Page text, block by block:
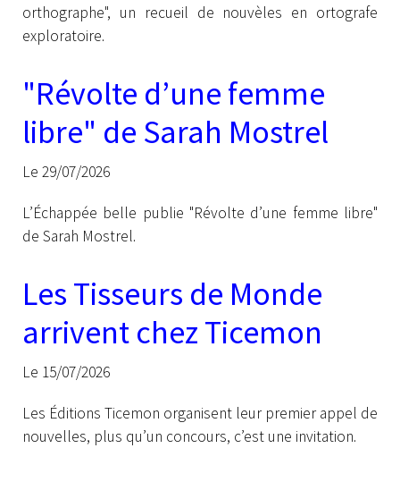
orthographe", un recueil de nouvèles en ortografe
exploratoire.
"Révolte d’une femme
libre" de Sarah Mostrel
Le 29/07/2026
L’Échappée belle publie "Révolte d’une femme libre"
de Sarah Mostrel.
Les Tisseurs de Monde
arrivent chez Ticemon
Le 15/07/2026
Les Éditions Ticemon organisent leur premier appel de
nouvelles, plus qu’un concours, c’est une invitation.